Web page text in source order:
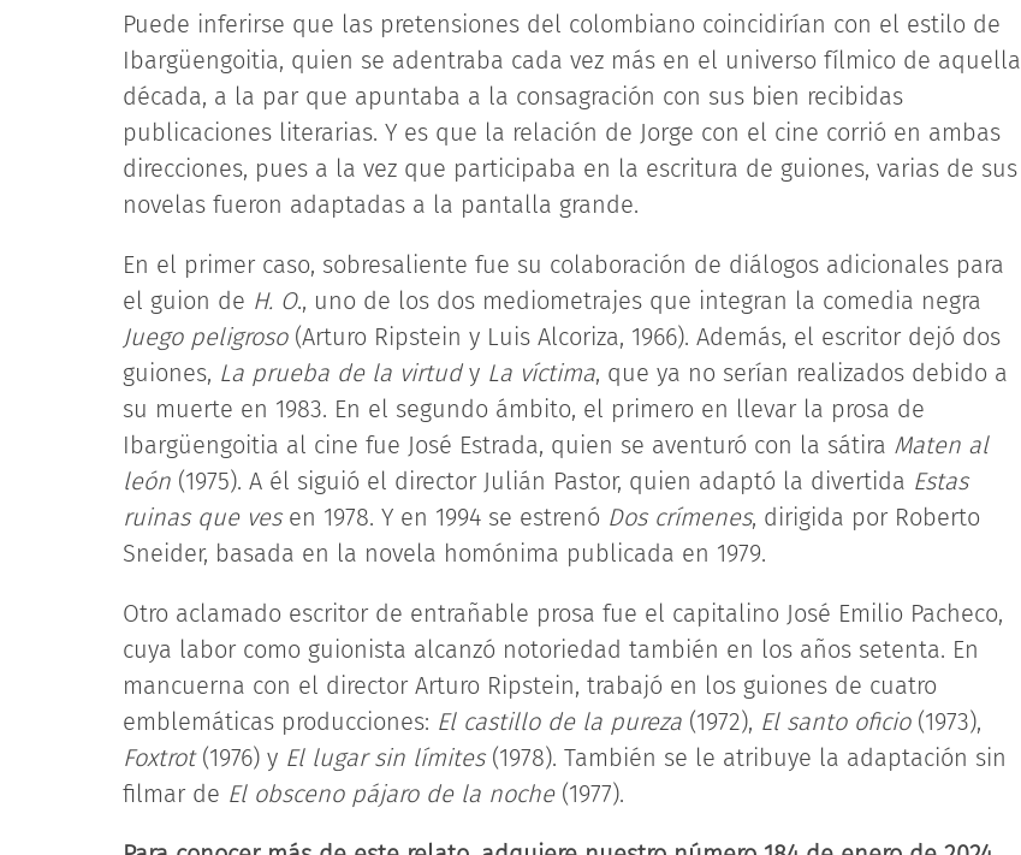
Puede inferirse que las pretensiones del colombiano coincidirían con el estilo de
Ibargüengoitia, quien se adentraba cada vez más en el universo fílmico de aquella
década, a la par que apuntaba a la consagración con sus bien recibidas
publicaciones literarias. Y es que la relación de Jorge con el cine corrió en ambas
direcciones, pues a la vez que participaba en la escritura de guiones, varias de sus
novelas fueron adaptadas a la pantalla grande.
En el primer caso, sobresaliente fue su colaboración de diálogos adicionales para
el guion de H. O., uno de los dos mediometrajes que integran la comedia negra
Juego peligroso(Arturo Ripstein y Luis Alcoriza, 1966). Además, el escritor dejó dos
guiones, La prueba de la virtudy La víctima, que ya no serían realizados debido a
su muerte en 1983. En el segundo ámbito, el primero en llevar la prosa de
Ibargüengoitia al cine fue José Estrada, quien se aventuró con la sátira Maten al
león (1975). A él siguió el director Julián Pastor, quien adaptó la divertida Estas
ruinas que vesen 1978. Y en 1994 se estrenó Dos crímenes, dirigida por Roberto
Sneider, basada en la novela homónima publicada en 1979.
Otro aclamado escritor de entrañable prosa fue el capitalino José Emilio Pacheco,
cuya labor como guionista alcanzó notoriedad también en los años setenta. En
mancuerna con el director Arturo Ripstein, trabajó en los guiones de cuatro
emblemáticas producciones: El castillo de la pureza (1972), El santo oficio(1973),
Foxtrot(1976) y El lugar sin límites(1978). También se le atribuye la adaptación sin
filmar de El obsceno pájaro de la noche(1977).